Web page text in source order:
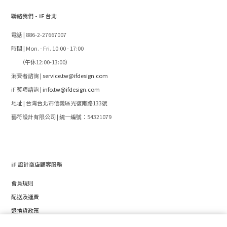
聯絡我們 - iF 台北
電話 | 886-2-27667007
時間 | Mon. - Fri. 10:00 - 17:00
（午休12:00-13:00）
消費者諮詢 | service.tw@ifdesign.com
iF 獎項諮詢 | info.tw@ifdesign.com
地址 | 台灣台北市信義區光復南路133號
藝符設計有限公司 | 統一編號：54321079
iF 設計商店顧客服務
會員規則
配送及運費
退換貨政策